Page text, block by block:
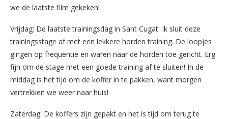
we de laatste film gekeken!
Vrijdag: De laatste trainingsdag in Sant Cugat. Ik sluit deze
trainingsstage af met een lekkere horden training. De loopjes
gingen op frequentie en waren naar de horden toe gericht. Erg
fijn om de stage met een goede training af te sluiten! In de
middag is het tijd om de koffer in te pakken, want morgen
vertrekken we weer naar huis!
Zaterdag: De koffers zijn gepakt en het is tijd om terug te